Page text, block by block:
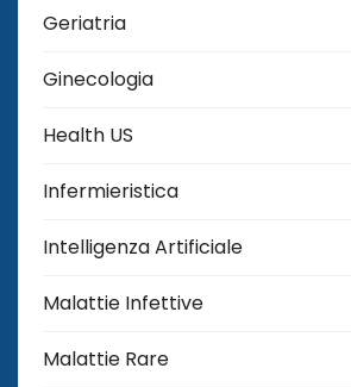
Geriatria
Ginecologia
Health US
Infermieristica
Intelligenza Artificiale
Malattie Infettive
Malattie Rare